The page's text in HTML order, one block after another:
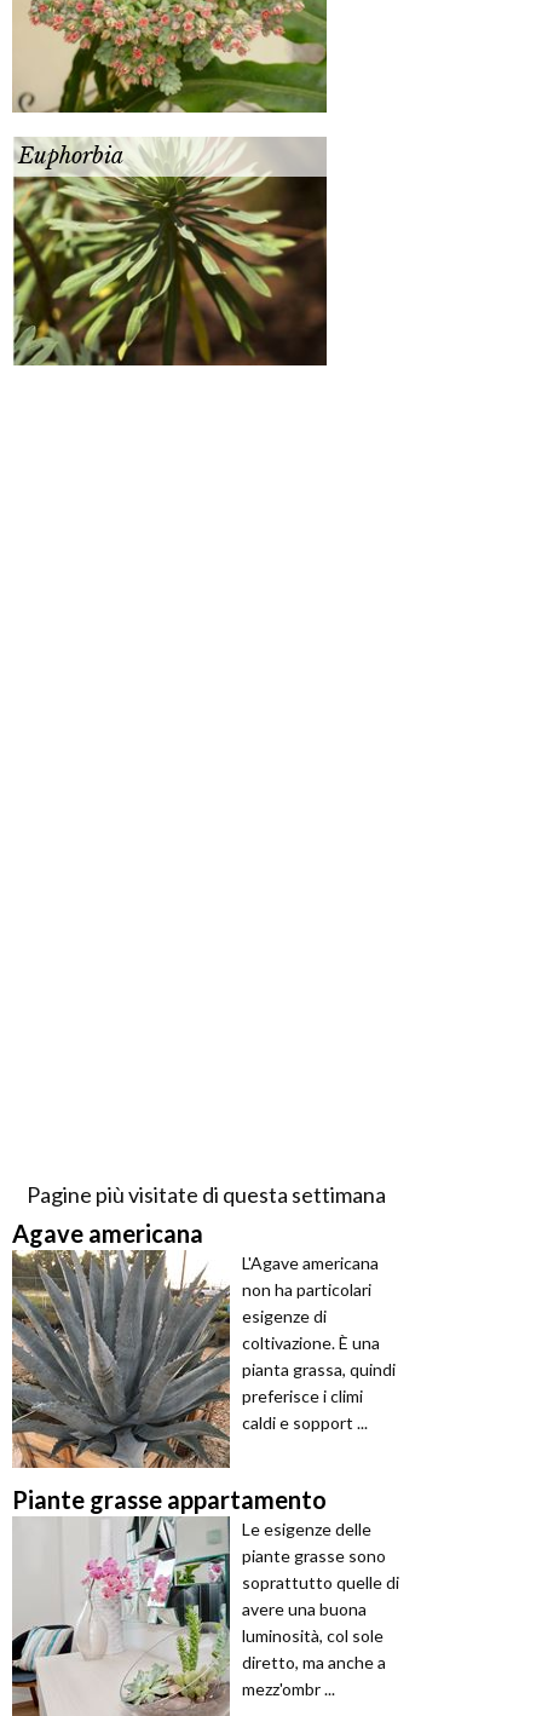
Euphorbia
Pagine più visitate di questa settimana
Agave americana
L'Agave americana
non ha particolari
esigenze di
coltivazione. È una
pianta grassa, quindi
preferisce i climi
caldi e sopport ...
Piante grasse appartamento
Le esigenze delle
piante grasse sono
soprattutto quelle di
avere una buona
luminosità, col sole
diretto, ma anche a
mezz'ombr ...